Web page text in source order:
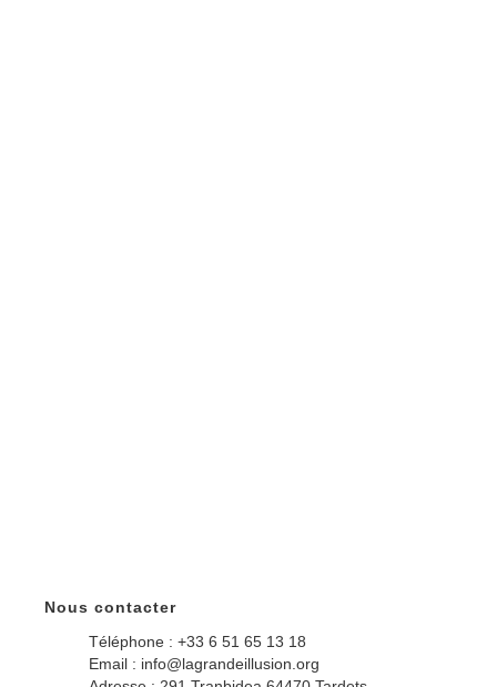
Nous contacter
Téléphone : +33 6 51 65 13 18
Email : info@lagrandeillusion.org